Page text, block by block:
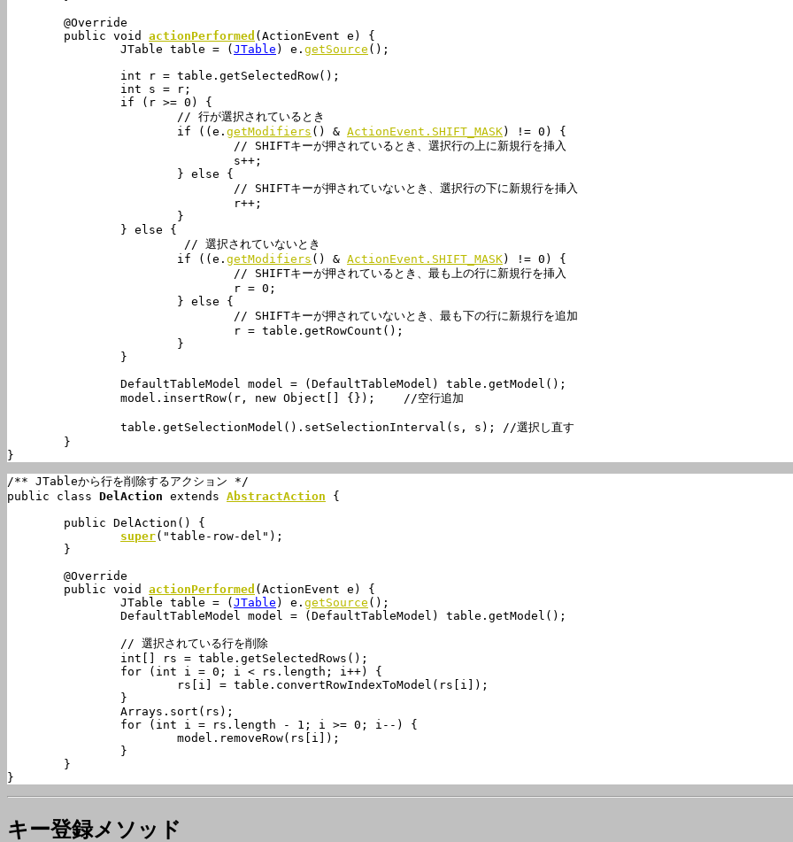
	public void
actionPerformed (ActionEvent e) {
		JTable table = (
JTable ) e. getSource ();
			if ((e.
getModifiers () & ActionEvent.SHIFT_MASK) != 0) {
			if ((e.
getModifiers () & ActionEvent.SHIFT_MASK) != 0) {
}
/** JTableから行を削除するアクション */
public class DelAction extends AbstractAction {
super("table-row-del");
	public void
actionPerformed (ActionEvent e) {
		JTable table = (
JTable ) e. getSource ();
}
キー登録メソッド